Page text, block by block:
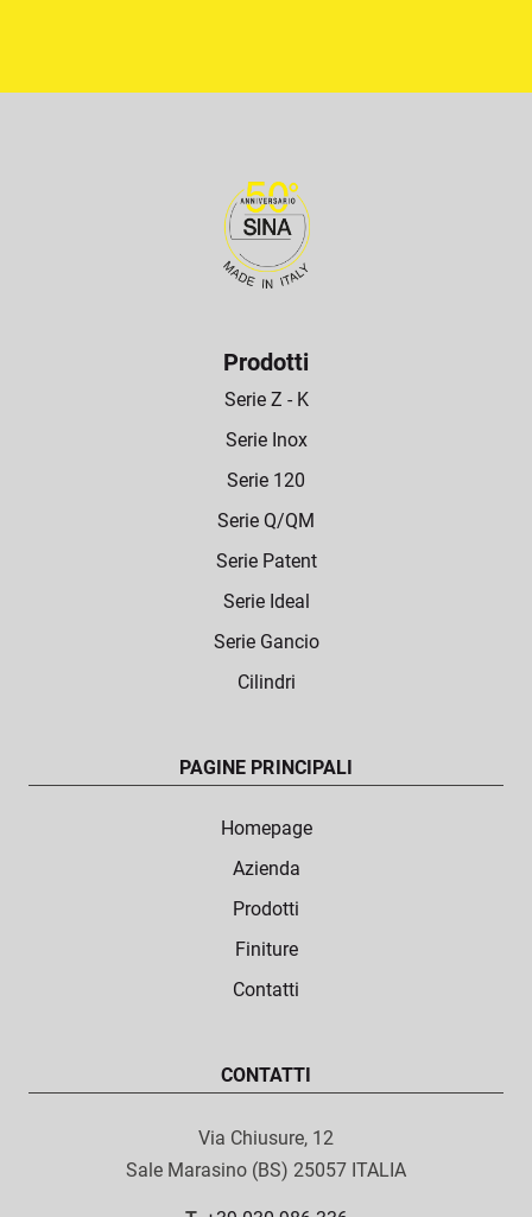
Prodotti
Serie Z - K
Serie Inox
Serie 120
Serie Q/QM
Serie Patent
Serie Ideal
Serie Gancio
Cilindri
PAGINE PRINCIPALI
Homepage
Azienda
Prodotti
Finiture
Contatti
CONTATTI
Via Chiusure, 12
Sale Marasino (BS) 25057 ITALIA